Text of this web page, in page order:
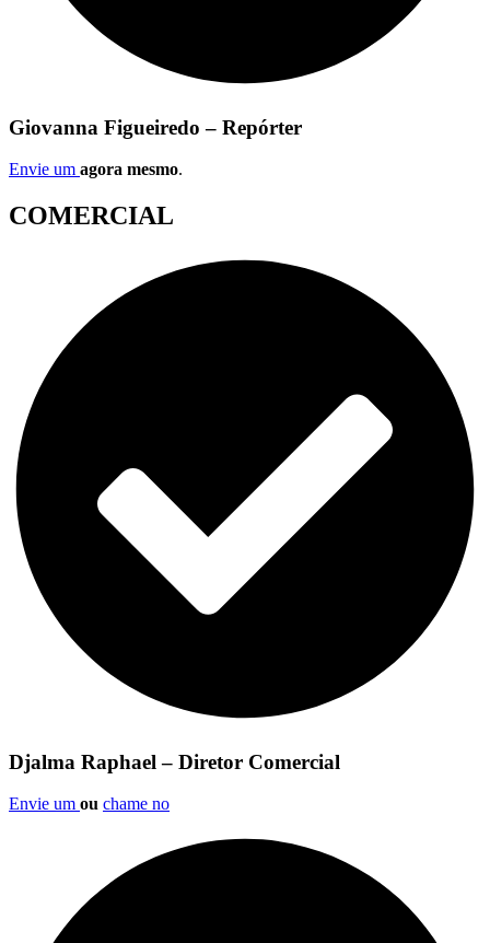
Giovanna Figueiredo – Repórter
Envie um agora mesmo.
COMERCIAL
Djalma Raphael – Diretor Comercial
Envie um ou chame no